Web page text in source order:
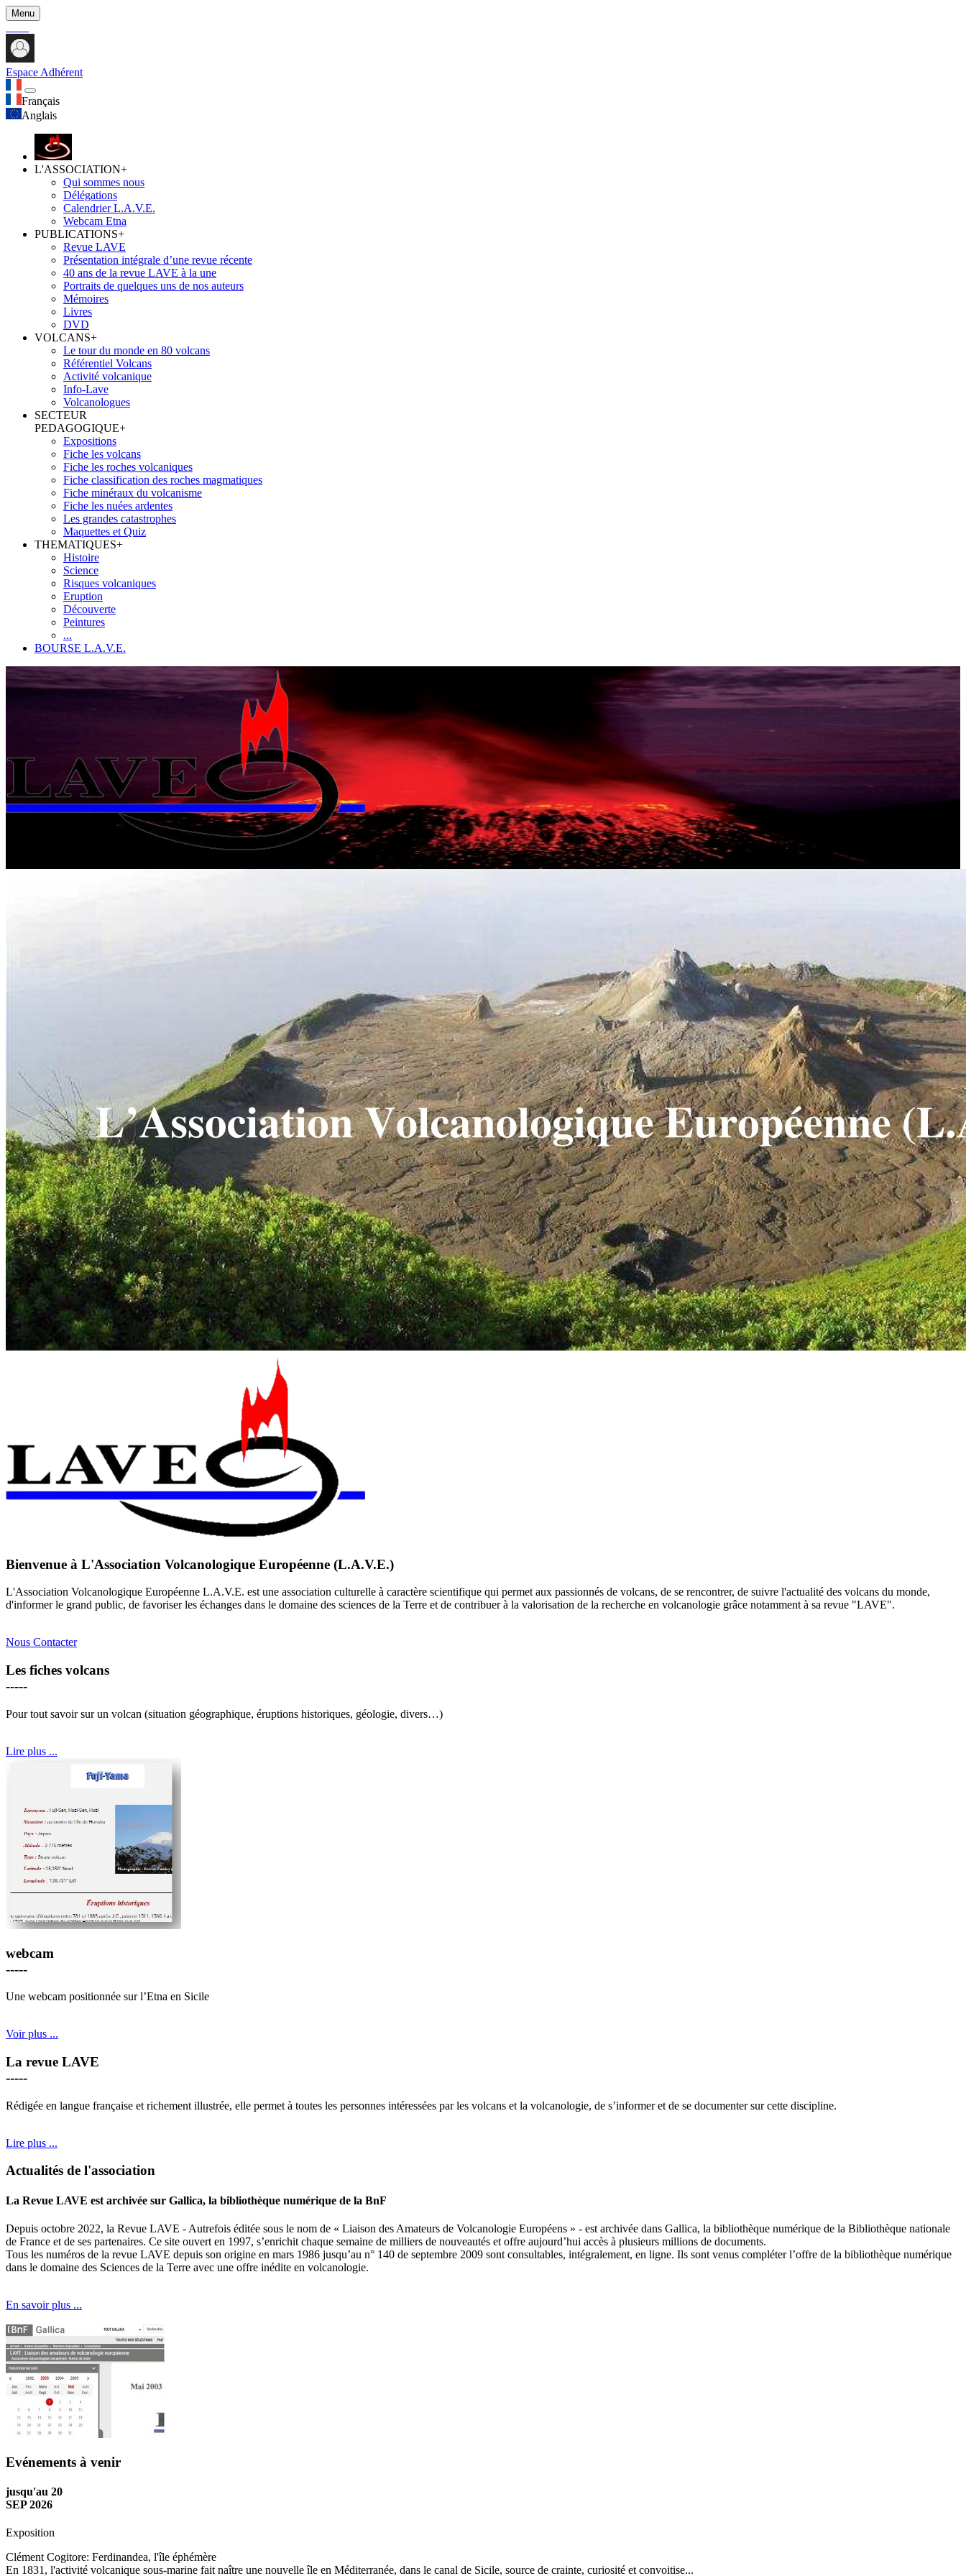
Menu
Espace Adhérent
Français
Anglais
L'ASSOCIATION+
Qui sommes nous
Délégations
Calendrier L.A.V.E.
Webcam Etna
PUBLICATIONS+
Revue LAVE
Présentation intégrale d’une revue récente
40 ans de la revue LAVE à la une
Portraits de quelques uns de nos auteurs
Mémoires
Livres
DVD
VOLCANS+
Le tour du monde en 80 volcans
Référentiel Volcans
Activité volcanique
Info-Lave
Volcanologues
SECTEUR
PEDAGOGIQUE+
Expositions
Fiche les volcans
Fiche les roches volcaniques
Fiche classification des roches magmatiques
Fiche minéraux du volcanisme
Fiche les nuées ardentes
Les grandes catastrophes
Maquettes et Quiz
THEMATIQUES+
Histoire
Science
Risques volcaniques
Eruption
Découverte
Peintures
...
BOURSE L.A.V.E.
Bienvenue à L'Association Volcanologique Européenne (L.A.V.E.)
L'Association Volcanologique Européenne L.A.V.E. est une association culturelle à caractère scientifique qui permet aux passionnés de volcans, de se rencontrer, de suivre l'actualité des volcans du monde,
d'informer le grand public, de favoriser les échanges dans le domaine des sciences de la Terre et de contribuer à la valorisation de la recherche en volcanologie grâce notamment à sa revue "LAVE".
Nous Contacter
Les fiches volcans
-----
Pour tout savoir sur un volcan (situation géographique, éruptions historiques, géologie, divers…)
Lire plus ...
webcam
-----
Une webcam positionnée sur l’Etna en Sicile
Voir plus ...
La revue LAVE
-----
Rédigée en langue française et richement illustrée, elle permet à toutes les personnes intéressées par les volcans et la volcanologie, de s’informer et de se documenter sur cette discipline.
Lire plus ...
Actualités de l'association
La Revue LAVE est archivée sur Gallica, la bibliothèque numérique de la BnF
Depuis octobre 2022, la Revue LAVE - Autrefois éditée sous le nom de « Liaison des Amateurs de Volcanologie Européens » - est archivée dans Gallica, la bibliothèque numérique de la Bibliothèque nationale
de France et de ses partenaires. Ce site ouvert en 1997, s’enrichit chaque semaine de milliers de nouveautés et offre aujourd’hui accès à plusieurs millions de documents.
Tous les numéros de la revue LAVE depuis son origine en mars 1986 jusqu’au n° 140 de septembre 2009 sont consultables, intégralement, en ligne. Ils sont venus compléter l’offre de la bibliothèque numérique
dans le domaine des Sciences de la Terre avec une offre inédite en volcanologie.
En savoir plus ...
Evénements à venir
jusqu'au 20
SEP 2026
Exposition
Clément Cogitore: Ferdinandea, l'île éphémère
En 1831, l'activité volcanique sous-marine fait naître une nouvelle île en Méditerranée, dans le canal de Sicile, source de crainte, curiosité et convoitise...